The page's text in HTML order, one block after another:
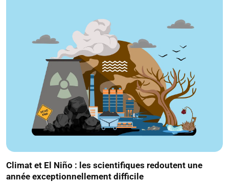
Climat et El Niño : les scientifiques redoutent une
année exceptionnellement difficile